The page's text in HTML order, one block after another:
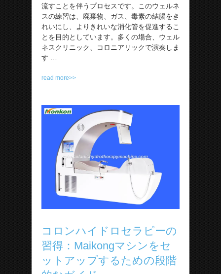
流すことを伴うプロセスです。このウェルネ
スの練習は、廃棄物、ガス、毒素の結腸をき
れいにし、よりきれいな消化管を促進するこ
とを目的としています。多くの場合、ウェル
ネスクリニック、コロニアリックで演奏しま
す …
read more>>
コロンハイドロセラピーの
習得：Maikongマシンをセ
ットアップするための段階